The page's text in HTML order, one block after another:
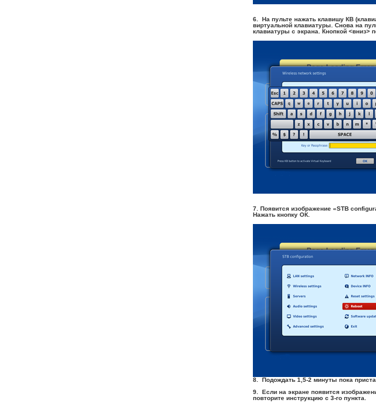
6. На пульте нажать клавишу КВ
виртуальной клавиатуры. Снова на
клавиатуры с экрана. Кнопкой <вниз>
7. Появится изображение «STB
Нажать кнопку ОК.
8 . Подождать 1,5-2 минуты пока
9. Если на экране появится
повторите инструкцию с 3-го пункта.